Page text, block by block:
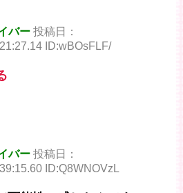
バー 投稿日：
ID:wBOsFLF/
バー 投稿日：
ID:Q8WNOVzL